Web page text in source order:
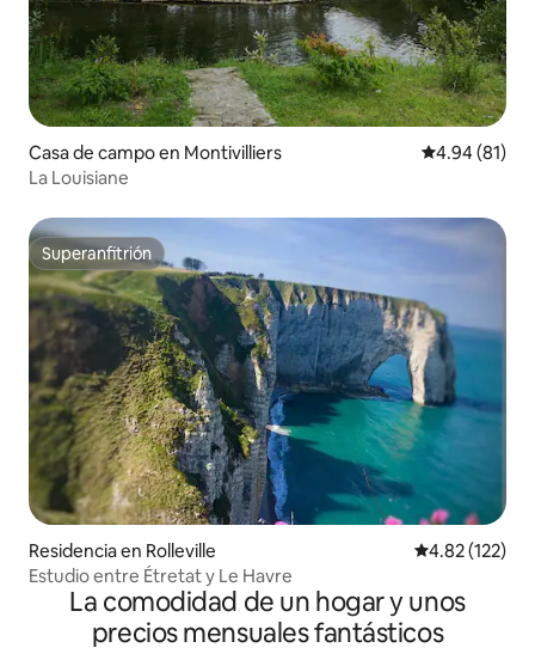
Casa de campo en Montivilliers Calificación
4.94 (81)
La Louisiane
Superanfitrión
Superanfitrión
Residencia en Rolleville Calificación
4.82 (122)
Estudio entre Étretat y Le Havre
La comodidad de un hogar y unos
precios mensuales fantásticos